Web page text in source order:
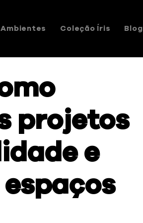
Ambientes Coleção Íris Blog
projetos
e